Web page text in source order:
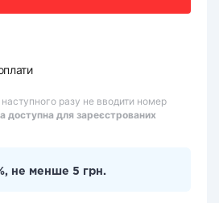
разу не вводити номер
доступна для зареєстрованих
не менше 5 грн.